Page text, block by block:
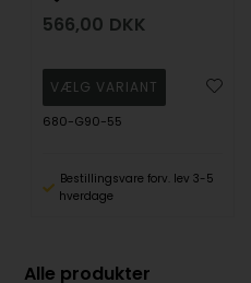
566,00 DKK
680-G90-55
Bestillingsvare forv. lev 3-5
hverdage
Alle produkter